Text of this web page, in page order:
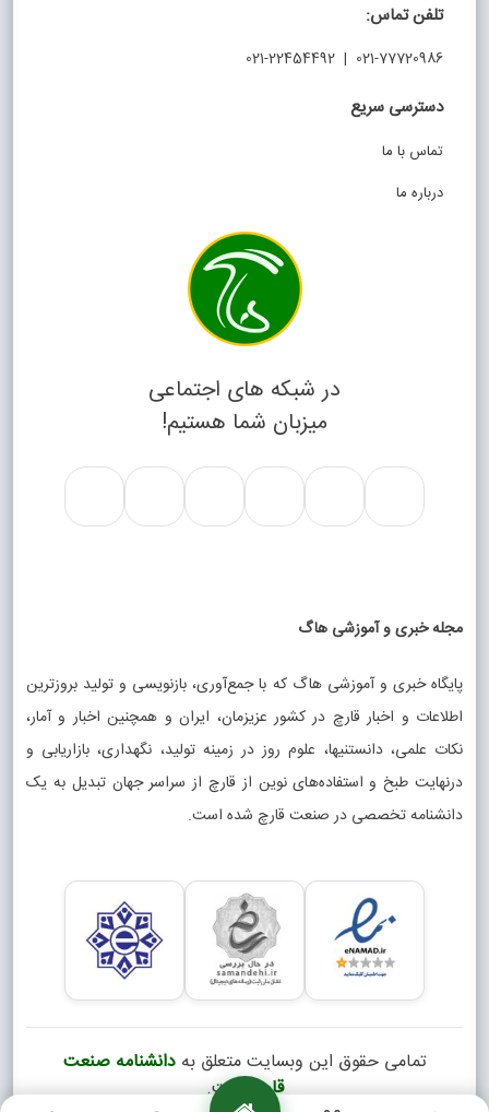
تلفن تماس:
021-77720986 | 021-22454492
دسترسی سریع
تماس با ما
درباره ما
در شبکه های اجتماعی
میزبان شما هستیم!
مجله خبری و آموزشی هاگ
پایگاه خبری و آموزشی هاگ که با جمع‌آوری، بازنویسی و تولید بروزترین
اطلاعات و اخبار قارچ در کشور عزیزمان، ایران و همچنین اخبار و آمار،
نکات علمی، دانستنیها، علوم روز در زمینه تولید، نگهداری، بازاریابی و
درنهایت طبخ و استفاده‌های نوین از قارچ از سراسر جهان تبدیل به یک
دانشنامه تخصصی در صنعت قارچ شده است.
تمامی حقوق این وبسایت متعلق بهدانشنامه صنعت
قارچ
است.